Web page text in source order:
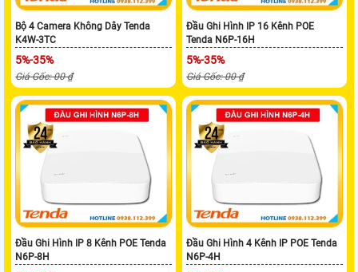
Bộ 4 Camera Không Dây Tenda
K4W-3TC
5%-35%
Giá Gốc: 00 ₫
Đầu Ghi Hình IP 16 Kênh POE
Tenda N6P-16H
5%-35%
Giá Gốc: 00 ₫
Đầu Ghi Hình IP 8 Kênh POE Tenda
N6P-8H
Đầu Ghi Hình 4 Kênh IP POE Tenda
N6P-4H